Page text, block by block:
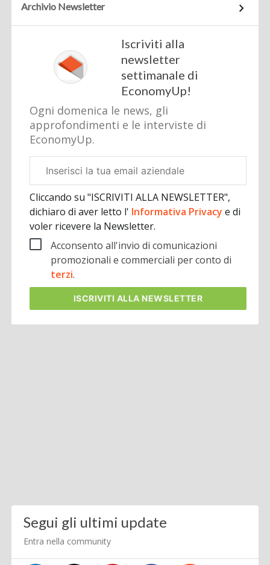
Archivio Newsletter
Iscriviti alla
newsletter
settimanale di
EconomyUp!
Ogni domenica le news, gli
approfondimenti e le interviste di
EconomyUp.
aziendale
Cliccando su "ISCRIVITI ALLA NEWSLETTER",
dichiaro di aver letto l' Informativa Privacye di
voler ricevere la Newsletter.
Acconsento all'invio di comunicazioni
promozionali e commerciali per conto di
terzi.
ISCRIVITI ALLA NEWSLETTER
Segui gli ultimi update
Entra nella community